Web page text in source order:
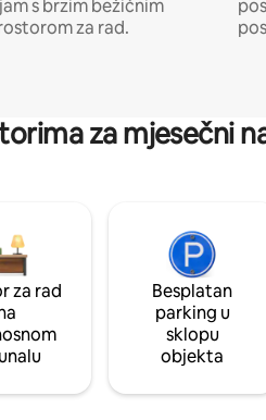
s brzim bežičnim
za rad.
za mjesečni
za rad
Besplatan
parking u
sklopu
objekta